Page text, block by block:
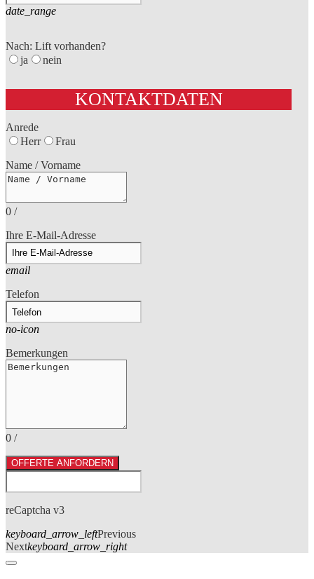
date_range
Nach: Lift vorhanden?
ja
nein
KONTAKTDATEN
Anrede
Herr
Frau
Name / Vorname
0 /
Ihre E-Mail-Adresse
email
Telefon
no-icon
Bemerkungen
0 /
OFFERTE ANFORDERN
reCaptcha v3
keyboard_arrow_leftPrevious
Nextkeyboard_arrow_right